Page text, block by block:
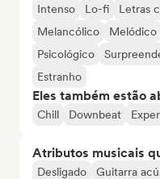
Intenso
Lo-fi Letras
Melancólico
Melódico
Psicológico
Estranho
Eles também estão
Chill Downbeat
Atributos musicais
Desligado Guitarra